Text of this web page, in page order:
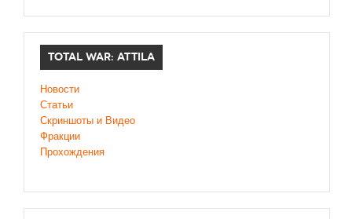
TOTAL WAR: ATTILA
Новости
Статьи
Скриншоты и Видео
Фракции
Прохождения